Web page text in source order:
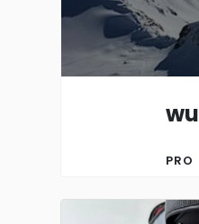
PRO